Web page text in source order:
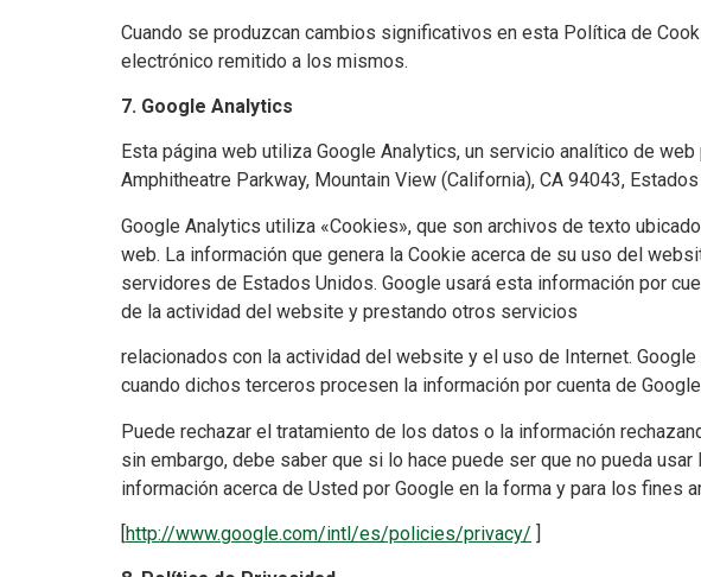
Cuando se produzcan cambios significativos en esta Política de
electrónico remitido a los mismos.
7. Google Analytics
Esta página web utiliza Google Analytics, un servicio analítico de
Amphitheatre Parkway, Mountain View (California), CA 94043,
Google Analytics utiliza «Cookies», que son archivos de texto
web. La información que genera la Cookie acerca de su uso del
servidores de Estados Unidos. Google usará esta información por
de la actividad del website y prestando otros servicios
relacionados con la actividad del website y el uso de Internet.
cuando dichos terceros procesen la información por cuenta de
Puede rechazar el tratamiento de los datos o la información
sin embargo, debe saber que si lo hace puede ser que no pueda
información acerca de Usted por Google en la forma y para los fines
[http://www.google.com/intl/es/policies/privacy/ ]